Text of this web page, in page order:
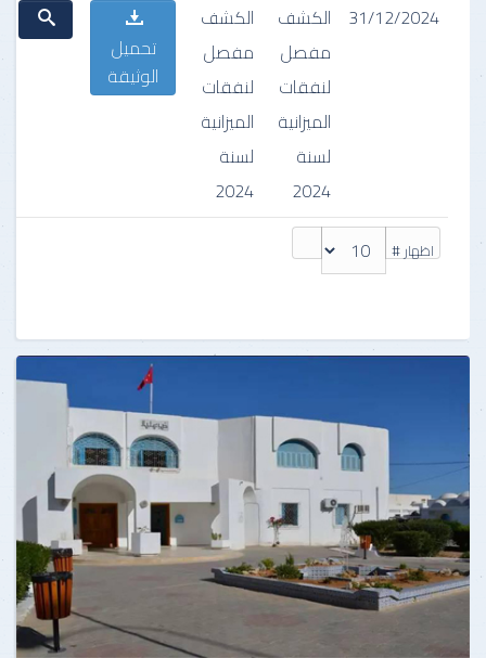
اظهار #
31/12/2024 الكشف
مفصل
لنفقات
الميزانية
لسنة
2024
الكشف
مفصل
لنفقات
الميزانية
لسنة
2024
تحميل
الوثيقة